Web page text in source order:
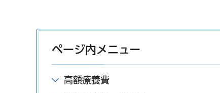
ページ内メニュー
高額療養費